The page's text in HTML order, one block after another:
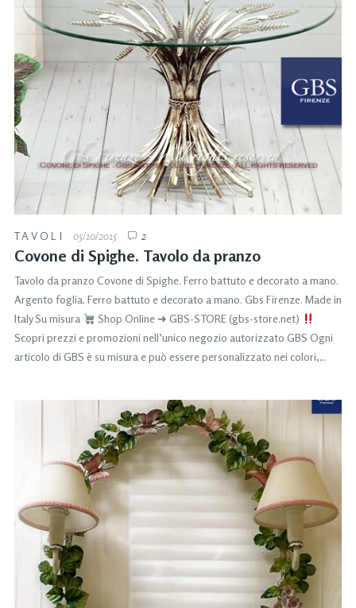
TAVOLI 05/10/2015 2
Covone di Spighe. Tavolo da pranzo
Tavolo da pranzo Covone di Spighe. Ferro battuto e decorato a mano.
Argento foglia. Ferro battuto e decorato a mano. Gbs Firenze. Made in
Italy Su misura
Shop Online ➜ GBS-STORE (gbs-store.net)
Scopri prezzi e promozioni nell’unico negozio autorizzato GBS Ogni
articolo di GBS è su misura e può essere personalizzato nei colori,…